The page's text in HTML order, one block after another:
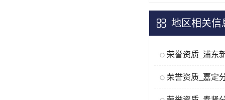
地区相关信
荣誉资质_浦东
荣誉资质_嘉定